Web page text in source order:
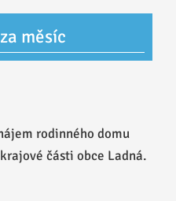
měsíc
rodinného domu
části obce Ladná.